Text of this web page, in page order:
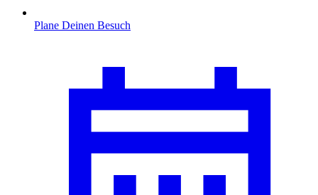
Plane Deinen Besuch